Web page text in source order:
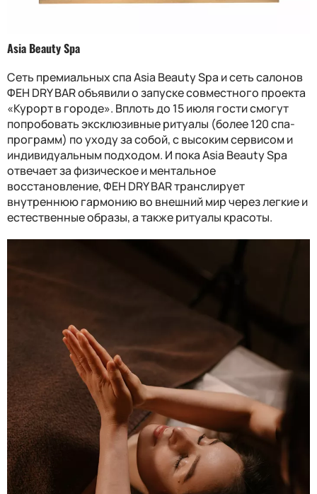
Asia Beauty Spa
Сеть премиальных спа Asia Beauty Spa и сеть салонов
ФЕН DRY BAR объявили о запуске совместного проекта
«Курорт в городе». Вплоть до 15 июля гости смогут
попробовать эксклюзивные ритуалы (более 120 спа-
программ) по уходу за собой, с высоким сервисом и
индивидуальным подходом. И пока Asia Beauty Spa
отвечает за физическое и ментальное
восстановление, ФЕН DRY BAR транслирует
внутреннюю гармонию во внешний мир через легкие и
естественные образы, а также ритуалы красоты.